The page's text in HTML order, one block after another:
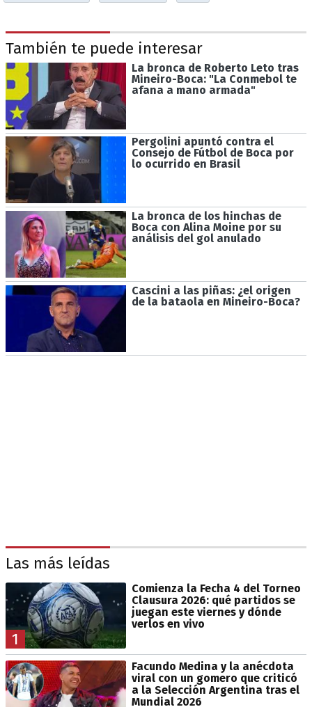
También te puede interesar
La bronca de Roberto Leto tras
Mineiro-Boca: "La Conmebol te
afana a mano armada"
Pergolini apuntó contra el
Consejo de Fútbol de Boca por
lo ocurrido en Brasil
La bronca de los hinchas de
Boca con Alina Moine por su
análisis del gol anulado
Cascini a las piñas: ¿el origen
de la bataola en Mineiro-Boca?
Las más leídas
1
Comienza la Fecha 4 del Torneo
Clausura 2026: qué partidos se
juegan este viernes y dónde
verlos en vivo
Facundo Medina y la anécdota
viral con un gomero que criticó
a la Selección Argentina tras el
Mundial 2026